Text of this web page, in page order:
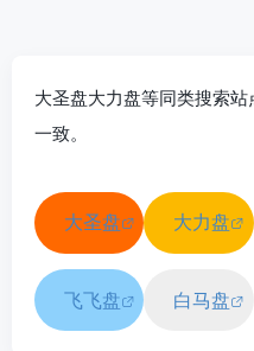
大圣盘大力盘等同类搜索
一致。
大圣盘 大力盘
飞飞盘 白马盘